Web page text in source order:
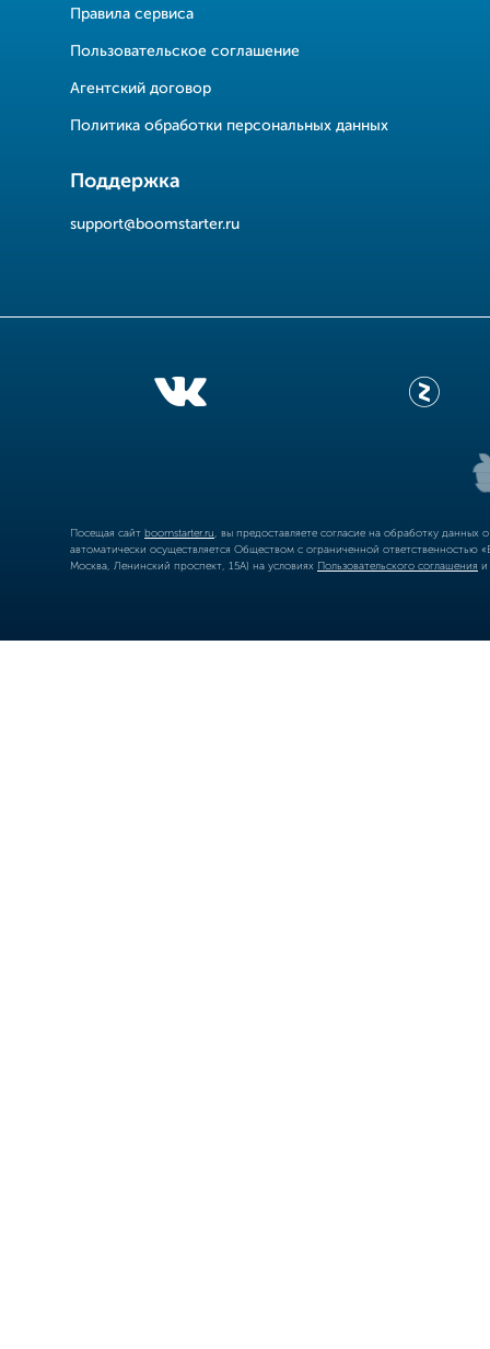
Правила сервиса
Пользовательское соглашение
Агентский договор
Политика обработки персональных данных
Поддержка
support@boomstarter.ru
Посещая сайт boomstarter.ru , вы предоставляете согласие на обработку
автоматически осуществляется Обществом с ограниченной
Москва, Ленинский проспект, 15А) на условиях Пользовательского соглашения и